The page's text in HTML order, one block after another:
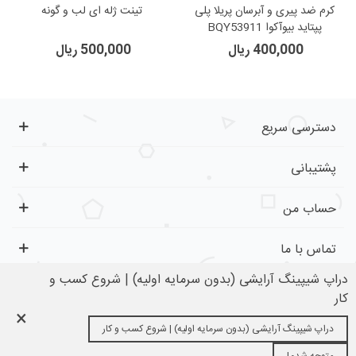
کرم ضد پیری و آبرسان پریلا پلی
پپتاید بیوآکوا BQY53911
400,000 ریال
تینت ژله ای لب و گونه
500,000 ریال
دسترسی سریع
پشتیبانی
حساب من
تماس با ما
تمام حقوق برای کفِ بازار محفوظ است.
0
دراپ شیپینگ آرایشی (بدون سرمایه اولیه) | شروع کسب و
کار
دراپ شیپینگ آرایشی (بدون سرمایه اولیه) | شروع کسب و کار
×